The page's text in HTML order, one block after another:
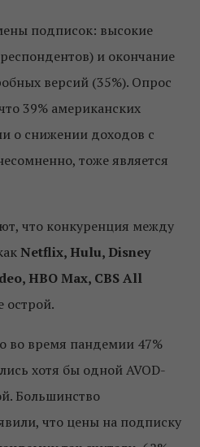
подписок: высокие
и окончание
версий (35%). Опрос
39% американских
о снижении доходов с
тоже является
что конкуренция между
Netflix, Hulu, Disney
HBO Max, CBS All
острой.
во время пандемии 47%
хотя бы одной AVOD-
Большинство
что цены на подписку